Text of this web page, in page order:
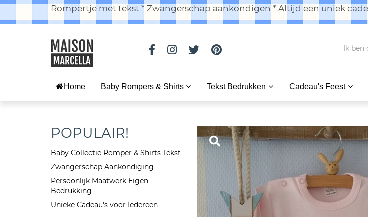
Rompertje met tekst * Zwangerschap aankondigen * Altijd een uniek
Home Baby Rompers & Shirts Tekst Bedrukken Cadeau's Feest
POPULAIR!
Baby Collectie Romper & Shirts Tekst
Zwangerschap Aankondiging
Persoonlijk Maatwerk Eigen
Bedrukking
Unieke Cadeau's voor Iedereen